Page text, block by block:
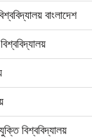
বাংলাদেশ
বিশ্ববিদ্যালয়